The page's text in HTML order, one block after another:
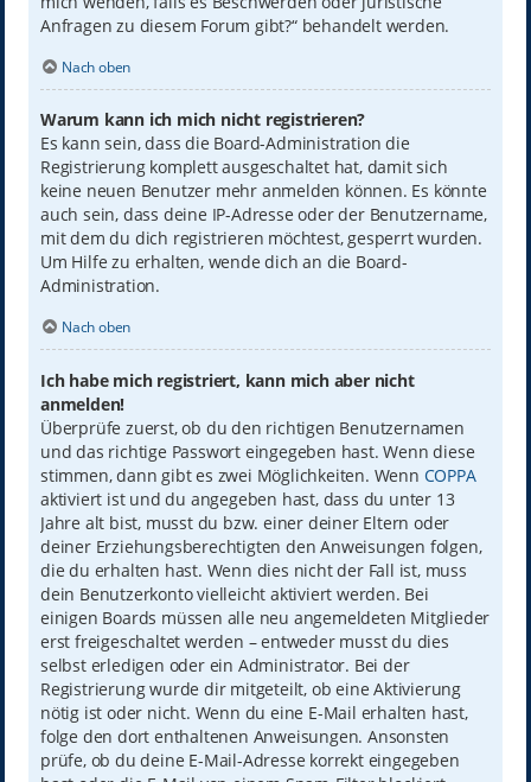
Anfragen zu diesem Forum gibt?“ behandelt werden.
Nach oben
Warum kann ich mich nicht registrieren?
Es kann sein, dass die Board-Administration die
Registrierung komplett ausgeschaltet hat, damit sich
keine neuen Benutzer mehr anmelden können. Es könnte
auch sein, dass deine IP-Adresse oder der Benutzername,
mit dem du dich registrieren möchtest, gesperrt wurden.
Um Hilfe zu erhalten, wende dich an die Board-
Administration.
Nach oben
Ich habe mich registriert, kann mich aber nicht
anmelden!
Überprüfe zuerst, ob du den richtigen Benutzernamen
und das richtige Passwort eingegeben hast. Wenn diese
stimmen, dann gibt es zwei Möglichkeiten. Wenn COPPA
aktiviert ist und du angegeben hast, dass du unter 13
Jahre alt bist, musst du bzw. einer deiner Eltern oder
deiner Erziehungsberechtigten den Anweisungen folgen,
die du erhalten hast. Wenn dies nicht der Fall ist, muss
dein Benutzerkonto vielleicht aktiviert werden. Bei
einigen Boards müssen alle neu angemeldeten Mitglieder
erst freigeschaltet werden – entweder musst du dies
selbst erledigen oder ein Administrator. Bei der
Registrierung wurde dir mitgeteilt, ob eine Aktivierung
nötig ist oder nicht. Wenn du eine E-Mail erhalten hast,
folge den dort enthaltenen Anweisungen. Ansonsten
prüfe, ob du deine E-Mail-Adresse korrekt eingegeben